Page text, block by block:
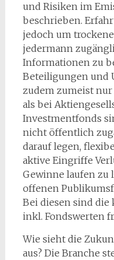
und Risiken im
beschrieben.
jedoch um
jedermann
Informationen zu
Beteiligungen und
zudem zumeist nur
als bei
Investmentfonds
nicht öffentlich
darauf legen,
aktive Eingriffe
Gewinne laufen zu
offenen
Bei diesen sind
inkl. Fondswerten
Wie sieht die
aus? Die Branche